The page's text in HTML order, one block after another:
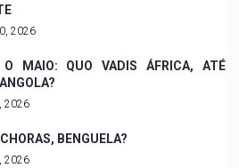
2026
O MAIO: QUO VADIS ÁFRICA, ATÉ
2026
BENGUELA?
2026